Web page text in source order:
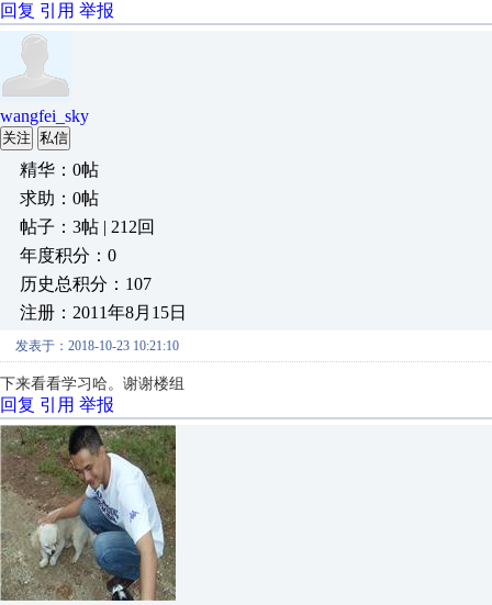
回复 引用 举报
wangfei_sky
关注 私信
精华：0帖
求助：0帖
帖子：3帖 | 212回
年度积分：0
历史总积分：107
注册：2011年8月15日
发表于：2018-10-23 10:21:10
下来看看学习哈。谢谢楼组
回复 引用 举报